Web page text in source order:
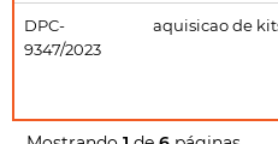
DPC-
9347/2023
aquisicao de